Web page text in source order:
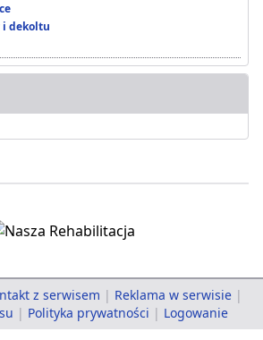
i dekoltu
z serwisem | Reklama w serwisie |
| Polityka prywatności | Logowanie